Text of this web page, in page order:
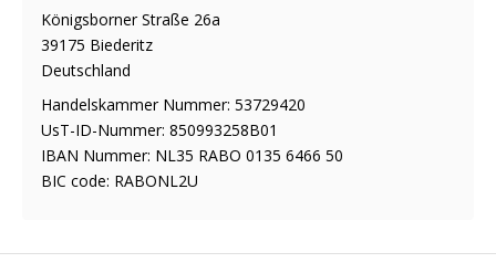
Königsborner Straße 26a
39175 Biederitz
Deutschland
Handelskammer Nummer: 53729420
UsT-ID-Nummer: 850993258B01
IBAN Nummer: NL35 RABO 0135 6466 50
BIC code: RABONL2U